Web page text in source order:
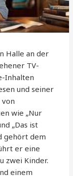
Halle an der
TV-
Inhalten
und seiner
wie „Nur
„Das ist
gehört dem
er eine
zwei Kinder.
einem